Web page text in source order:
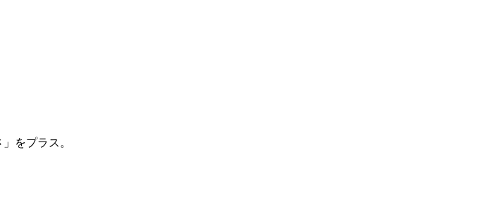
をプラス。